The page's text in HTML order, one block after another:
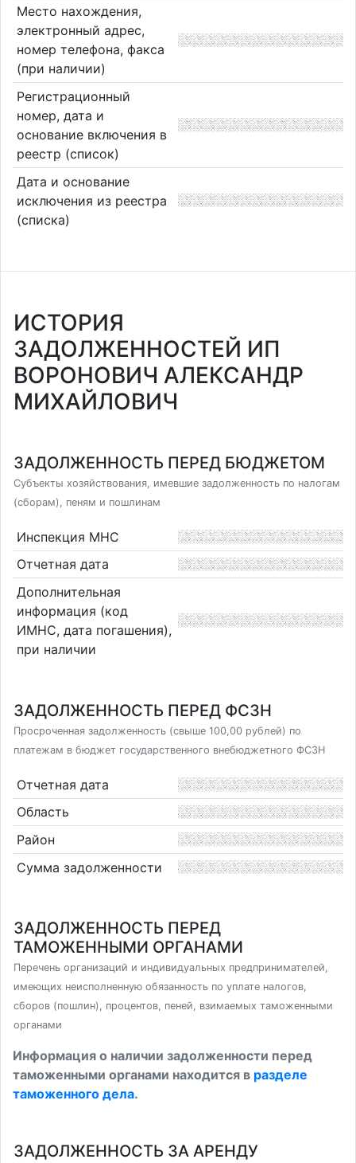
Место нахождения,
электронный адрес,
номер телефона, факса
(при наличии)
Регистрационный
номер, дата и
основание включения в
реестр (список)
Дата и основание
исключения из реестра
(списка)
ИСТОРИЯ
ЗАДОЛЖЕННОСТЕЙ ИП
ВОРОНОВИЧ АЛЕКСАНДР
МИХАЙЛОВИЧ
ЗАДОЛЖЕННОСТЬ ПЕРЕД БЮДЖЕТОМ
Субъекты хозяйствования, имевшие задолженность по налогам
(сборам), пеням и пошлинам
Инспекция МНС
Отчетная дата
Дополнительная
информация (код
ИМНС, дата погашения),
при наличии
ЗАДОЛЖЕННОСТЬ ПЕРЕД ФСЗН
Просроченная задолженность (свыше 100,00 рублей) по
платежам в бюджет государственного внебюджетного ФСЗН
Отчетная дата
Область
Район
Сумма задолженности
ЗАДОЛЖЕННОСТЬ ПЕРЕД
ТАМОЖЕННЫМИ ОРГАНАМИ
Перечень организаций и индивидуальных предпринимателей,
имеющих неисполненную обязанность по уплате налогов,
сборов (пошлин), процентов, пеней, взимаемых таможенными
органами
Информация о наличии задолженности перед
таможенными органами находится в разделе
таможенного дела.
ЗАДОЛЖЕННОСТЬ ЗА АРЕНДУ